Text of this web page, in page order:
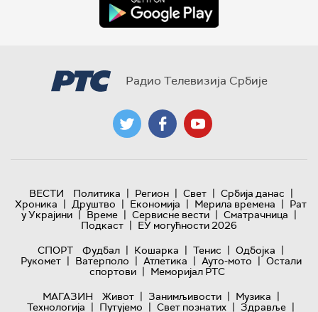
Радио Телевизија Србије
ВЕСТИ Политика | Регион | Свет | Србија данас |
Хроника | Друштво | Економија | Мерила времена | Рат
у Украјини | Време | Сервисне вести | Сматрачница |
Подкаст | ЕУ могућности 2026
СПОРТ
Фудбал | Кошарка | Тенис | Одбојка |
Рукомет | Ватерполо | Атлетика | Ауто-мото | Остали
спортови | Меморијал РТС
МАГАЗИН
Живот | Занимљивости | Музика |
Технологијa | Путујемо | Свет познатих | Здравље |